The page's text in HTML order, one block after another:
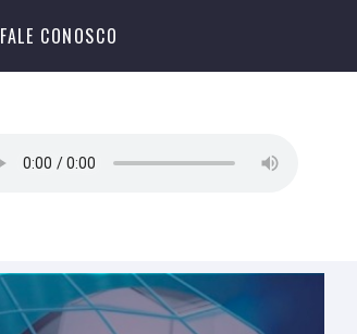
FALE CONOSCO